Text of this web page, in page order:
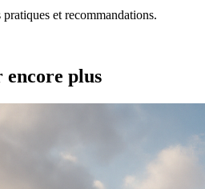
et recommandations.
plus